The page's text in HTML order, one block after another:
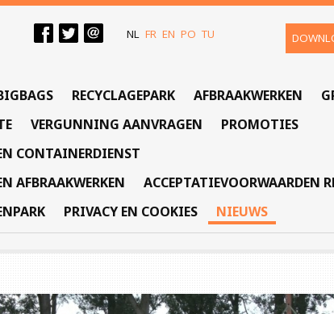
NL FR EN PO TU
RECYCLAGEPARK AFBRAAKWERKEN
VERGUNNING AANVRAGEN
PROMOTIES
CONTAINERDIENST
AFBRAAKWERKEN
ACCEPTATIEVOORWAARDEN
PRIVACY EN COOKIES NIEUWS